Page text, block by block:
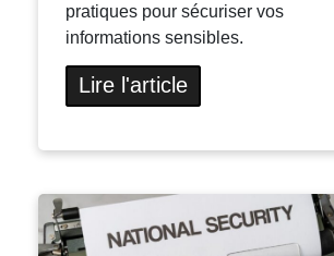
pratiques pour sécuriser vos
informations sensibles.
Lire l'article